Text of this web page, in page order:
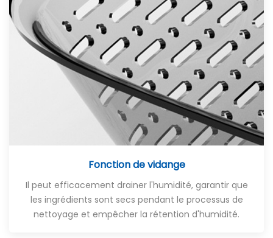
Fonction de vidange
Il peut efficacement drainer l'humidité, garantir que
les ingrédients sont secs pendant le processus de
nettoyage et empêcher la rétention d'humidité.